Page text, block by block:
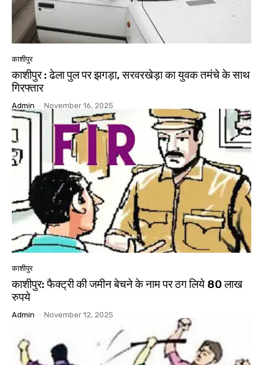
काशीपुर
काशीपुर : ढेला पुल पर झगड़ा, सरवरखेड़ा का युवक तमंचे के साथ
गिरफ्तार
Admin - November 16, 2025
काशीपुर
काशीपुर: फैक्ट्री की जमीन बेचने के नाम पर ठग लिये 80 लाख
रुपये
Admin - November 12, 2025